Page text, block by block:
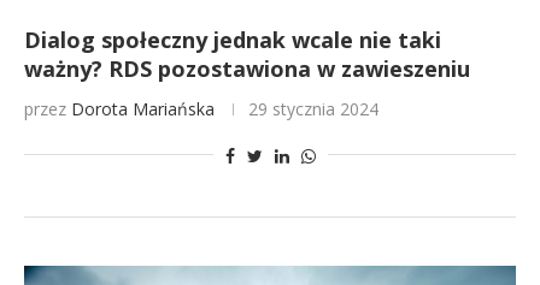
Dialog społeczny jednak wcale nie taki
ważny? RDS pozostawiona w zawieszeniu
przez Dorota Mariańska 29 stycznia 2024